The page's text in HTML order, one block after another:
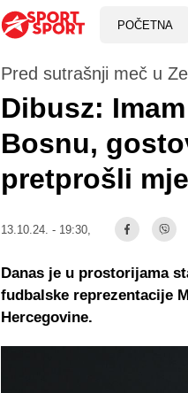
POČETNA
Pred sutrašnji meč u
Dibusz:
Bosnu,
pretprošli
13.10.24. - 19:30,
Danas je u prostorijama
fudbalske reprezentacije
Hercegovine.